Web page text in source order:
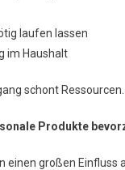
laufen lassen
im Haushalt
schont Ressourcen.
Produkte
einen großen Einfluss